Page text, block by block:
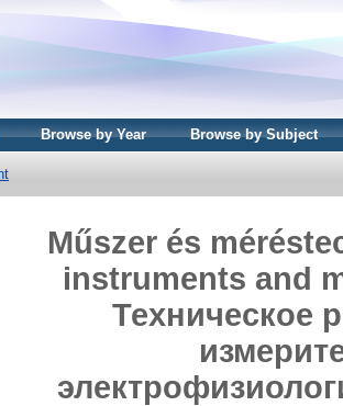
Browse by Year Browse by Subject
Műszer és
instruments and
Техническое